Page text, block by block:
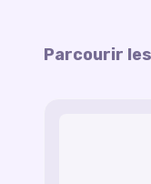
Parcourir